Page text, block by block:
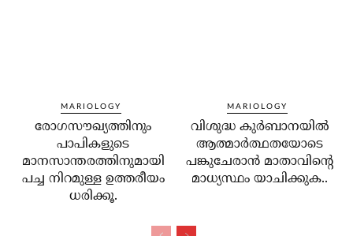
MARIOLOGY
രോഗസൗഖ്യത്തിനും
പാപികളുടെ
മാനസാന്തരത്തിനുമായി
പച്ച നിറമുള്ള ഉത്തരീയം
ധരിക്കൂ.
MARIOLOGY
വിശുദ്ധ കുര്‍ബാനയില്‍
ആത്മാര്‍ത്ഥതയോടെ
പങ്കുചേരാന്‍ മാതാവിന്റെ
മാധ്യസ്ഥം യാചിക്കുക..